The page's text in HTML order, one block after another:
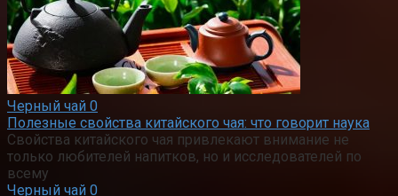
Черный чай 0
Полезные свойства китайского чая: что говорит наука
Свойства китайского чая привлекают внимание не
только любителей напитков, но и исследователей по
всему
Черный чай 0